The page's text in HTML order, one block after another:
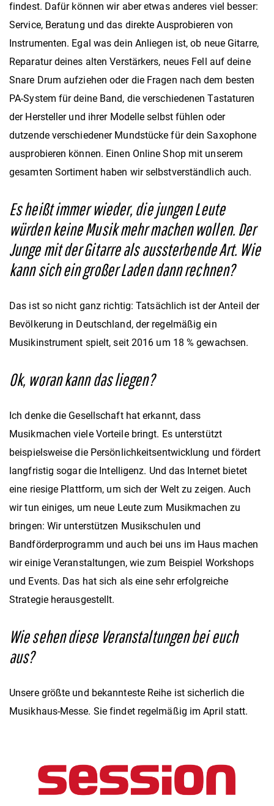
findest. Dafür können wir aber etwas anderes viel besser:
Service, Beratung und das direkte Ausprobieren von
Instrumenten. Egal was dein Anliegen ist, ob neue Gitarre,
Reparatur deines alten Verstärkers, neues Fell auf deine
Snare Drum aufziehen oder die Fragen nach dem besten
PA-System für deine Band, die verschiedenen Tastaturen
der Hersteller und ihrer Modelle selbst fühlen oder
dutzende verschiedener Mundstücke für dein Saxophone
ausprobieren können. Einen Online Shop mit unserem
gesamten Sortiment haben wir selbstverständlich auch.
Es heißt immer wieder, die jungen Leute
würden keine Musik mehr machen wollen. Der
Junge mit der Gitarre als aussterbende Art. Wie
kann sich ein großer Laden dann rechnen?
Das ist so nicht ganz richtig: Tatsächlich ist der Anteil der
Bevölkerung in Deutschland, der regelmäßig ein
Musikinstrument spielt, seit 2016 um 18 % gewachsen.
Ok, woran kann das liegen?
Ich denke die Gesellschaft hat erkannt, dass
Musikmachen viele Vorteile bringt. Es unterstützt
beispielsweise die Persönlichkeitsentwicklung und fördert
langfristig sogar die Intelligenz. Und das Internet bietet
eine riesige Plattform, um sich der Welt zu zeigen. Auch
wir tun einiges, um neue Leute zum Musikmachen zu
bringen: Wir unterstützen Musikschulen und
Bandförderprogramm und auch bei uns im Haus machen
wir einige Veranstaltungen, wie zum Beispiel Workshops
und Events. Das hat sich als eine sehr erfolgreiche
Strategie herausgestellt.
Wie sehen diese Veranstaltungen bei euch
aus?
Unsere größte und bekannteste Reihe ist sicherlich die
Musikhaus-Messe. Sie findet regelmäßig im April statt.